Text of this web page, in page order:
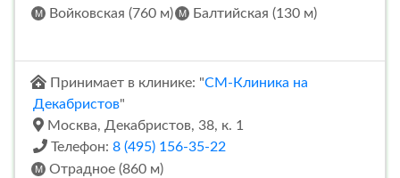
Войковская (760 м)
Балтийская (130 м)
Принимает в клинике: "СМ-Клиника на
Декабристов"
Москва, Декабристов, 38, к. 1
Телефон: 8 (495) 156-35-22
Отрадное (860 м)